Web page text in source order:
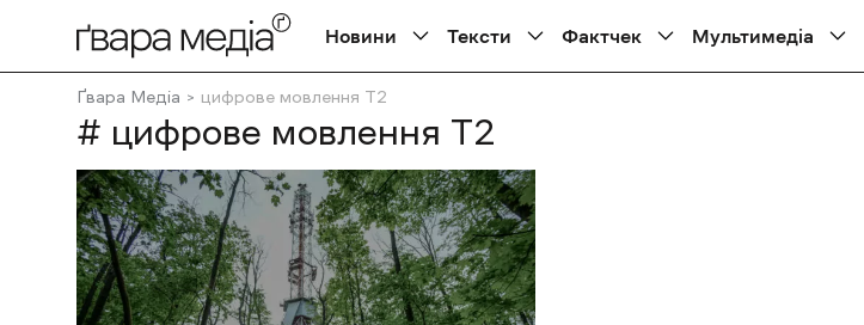
Новини Тексти Фактчек Мультимедіа
Ґвара Медіа цифрове мовлення Т2
# цифрове мовлення Т2